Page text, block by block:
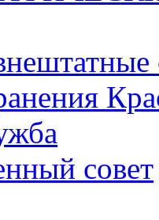
совет